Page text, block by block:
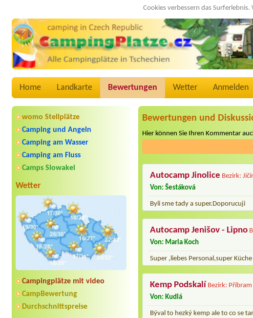
Cookies verbessern das
Home Landkarte Bewertungen Wetter Anmelden
womo Stellplätze
Camping und Angeln
Camping am Wasser
Camping am Fluss
Camps Slowakei
Wetter
Campingplätze mit video
CampBewertung
Durchschnittspreise
Bewertungen und
Hier können Sie Ihren Kommentar
Autocamp Jinolice Bezirk:
Von: Šestáková
Byli sme tady a super.Doporucuji
Autocamp Jenišov - Lipno
Von: Maria Koch
Super ,liebes Personal,super
Kemp Podskalí Bezirk: Příbram
Von: Kudlá
Býval to hezký kemp ale to co se